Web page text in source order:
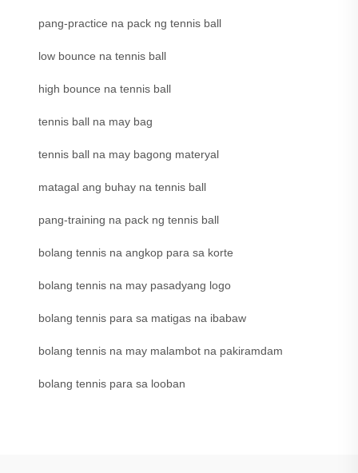
pang-practice na pack ng tennis ball
low bounce na tennis ball
high bounce na tennis ball
tennis ball na may bag
tennis ball na may bagong materyal
matagal ang buhay na tennis ball
pang-training na pack ng tennis ball
bolang tennis na angkop para sa korte
bolang tennis na may pasadyang logo
bolang tennis para sa matigas na ibabaw
bolang tennis na may malambot na pakiramdam
bolang tennis para sa looban